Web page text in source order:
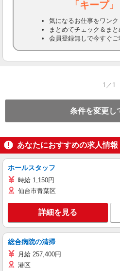
「キープ
気になるお仕事をワン
まとめてチェック＆ま
会員登録無しで今すぐ
1／1
条件を変更し
あなたにおすすめの求人情報
ホールスタッフ
時給 1,150円
仙台市青葉区
詳細を見る
総合病院の清掃
月給 257,400円
港区